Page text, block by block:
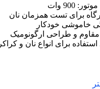
900 وات
برای تست همزمان نان
خاموشی خودکار
مقاوم و طراحی ارگونومیک
استفاده برای انواع نان و کراکر